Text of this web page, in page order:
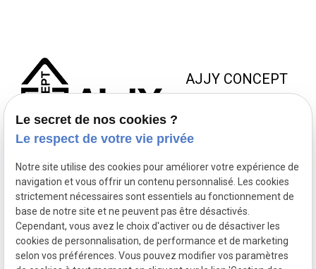
AJJY CONCEPT
NOUS JOINDRE
contact@ajjyconcept.com
NOS
HORAIRES
Du lundi au
vendredi 8h à
18h non-stop
NOUS
SUIVRE
Le secret de nos cookies ?
Le respect de votre vie privée
Notre site utilise des cookies pour améliorer votre expérience de
navigation et vous offrir un contenu personnalisé. Les cookies
strictement nécessaires sont essentiels au fonctionnement de
base de notre site et ne peuvent pas être désactivés.
Cependant, vous avez le choix d'activer ou de désactiver les
cookies de personnalisation, de performance et de marketing
selon vos préférences. Vous pouvez modifier vos paramètres